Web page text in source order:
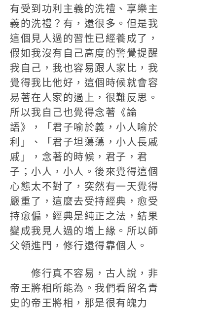
有受到功利主義的洗禮、享樂主
義的洗禮？有，還很多。但是我
這個見人過的習性已經養成了，
假如我沒有自己高度的警覺提醒
我自己，我也容易跟人家比，我
覺得我比他好，這個時候就會容
易著在人家的過上，很難反思。
所以我自己也覺得念著《論
語》，「君子喻於義，小人喻於
利」、「君子坦蕩蕩，小人長戚
戚」，念著的時候，君子，君
子；小人，小人。後來覺得這個
心態太不對了，突然有一天覺得
嚴重了，這麼去受持經典，愈受
持愈偏，經典是純正之法，結果
變成我見人過的增上緣。所以師
父領進門，修行還得靠個人。
修行真不容易，古人說，非
帝王將相所能為。我們看留名青
史的帝王將相，那是很有魄力